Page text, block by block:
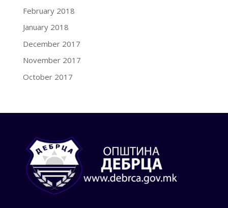
February 2018
January 2018
December 2017
November 2017
October 2017